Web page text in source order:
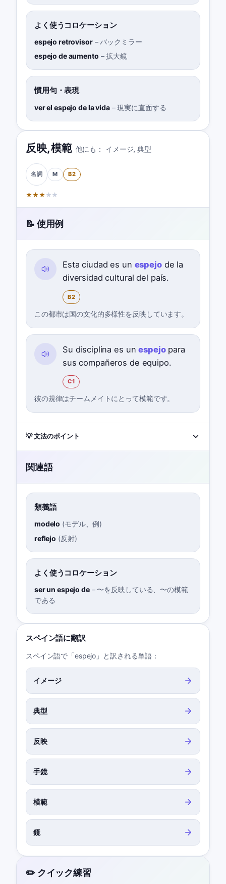
よく使うコロケーション
espejo retrovisor–バックミラー
espejo de aumento –拡大鏡
慣用句・表現
ver el espejo de la vida–現実に直面する
反映,模範 他にも： イメージ,典型
名詞 M B2
★★★ ★ ★
📝 使用例
Esta ciudad es un espejode la
diversidad cultural del país.
B2
この都市は国の文化的多様性を反映しています。
Su disciplina es unespejopara
sus compañeros de equipo.
C1
彼の規律はチームメイトにとって模範です。
💡 文法のポイント
関連語
類義語
modelo (モデル、例 )
reflejo (反射)
よく使うコロケーション
ser un espejo de– 〜を反映している、〜の模範
である
スペイン語に翻訳
スペイン語で「espejo」と訳される単語：
イメージ
典型
反映
手鏡
模範
鏡
✏️ クイック練習